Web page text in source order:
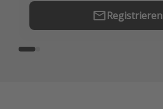
Registrieren